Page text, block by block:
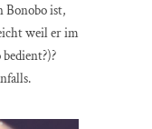
Bonobo ist,
weil er im